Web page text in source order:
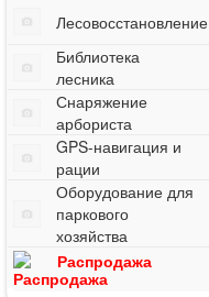
Лесовосстановление
Библиотека
лесника
Снаряжение
арбориста
GPS-навигация и
рации
Оборудование для
паркового
хозяйства
Распродажа